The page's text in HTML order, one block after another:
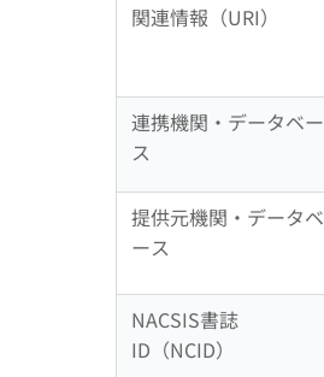
関連情報（URI）
連携機関・データベー
ス
提供元機関・データベ
ース
NACSIS書誌
ID（NCID）